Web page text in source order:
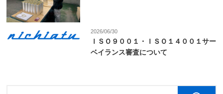
2026/06/30
ＩＳＯ９００１・ＩＳＯ１４００１サー
ベイランス審査について